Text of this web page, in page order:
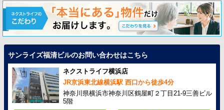
サンライズ福清ビルのお問い合わせはこちら
ネクストライフ横浜店
JR京浜東北線横浜駅 西口から徒歩4分
神奈川県横浜市神奈川区鶴屋町２丁目21-9三善ビル
5階